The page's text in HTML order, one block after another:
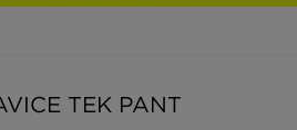
TEK PANT